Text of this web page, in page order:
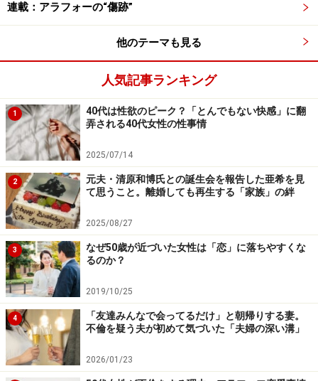
ように扱うのは嫌だったんです。うちの母と父が、母と
息子のような関係だったので、ああいう風にはなるまい
と思っていました。父は母に甘えているくせに居丈高に
なる。依存しながら威張る最悪のパターンでした。だか
ら夫には大人としての自覚、パートナーとしての気持ち
を固めてほしかった」
あるとき、夫にそんな話をしてみた。大人同士として素
敵なパートナーシップを築きたい、昔ながらの夫婦関係
からは脱却したい。だから私を「ママ」と呼ばないでね
と夫に言った。
「すると夫は、『子どもがかわいいのはわかるけど、き
みは僕の妻だよね』と言い出しました。育休中なんだか
ら、もっと夫である自分の世話をしてくれてもいいので
はないか、と言いたかったようです。『まさかオレのめ
んどうをみろなんて言わないよね』と私が先回りしたの
で、夫は何も言えなくなったみたいですが。夫に『古く
連載：アラフォーの“傷跡”
他のテーマも見る
人気記事ランキング
1
40代は性欲のピーク？「とんでもない快感」に翻
弄される40代女性の性事情
2025/07/14
2
元夫・清原和博氏との誕生会を報告した亜希を見
て思うこと。離婚しても再生する「家族」の絆
2025/08/27
3
なぜ50歳が近づいた女性は「恋」に落ちやすくな
るのか？
2019/10/25
4
「友達みんなで会ってるだけ」と朝帰りする妻。
不倫を疑う夫が初めて気づいた「夫婦の深い溝」
2026/01/23